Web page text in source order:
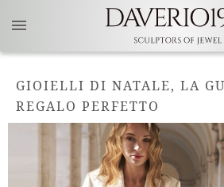
GIOIELLI DI NATALE, LA
REGALO PERFETTO